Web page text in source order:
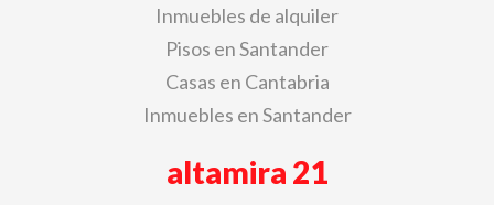
Inmuebles de alquiler
Pisos en Santander
Casas en Cantabria
Inmuebles en Santander
altamira 21